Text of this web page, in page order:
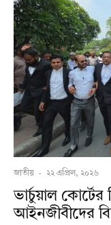
জাতীয় · ২২ এপ্রিল, ২০২৬
ভার্চুয়াল কোর্টের
আইনজীবীদের